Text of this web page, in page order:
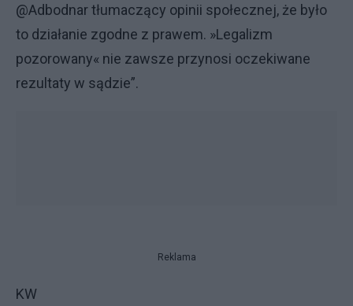
@Adbodnar tłumaczący opinii społecznej, że było
to działanie zgodne z prawem. »Legalizm
pozorowany« nie zawsze przynosi oczekiwane
rezultaty w sądzie”.
Reklama
KW